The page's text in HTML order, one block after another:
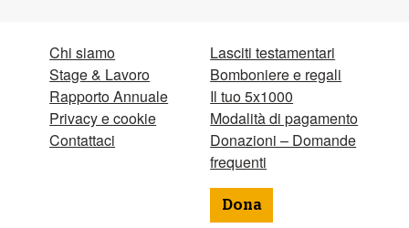
Chi siamo
Stage & Lavoro
Rapporto Annuale
Privacy e cookie
Contattaci
Lasciti testamentari
Bomboniere e regali
Il tuo 5x1000
Modalità di pagamento
Donazioni – Domande
frequenti
Dona